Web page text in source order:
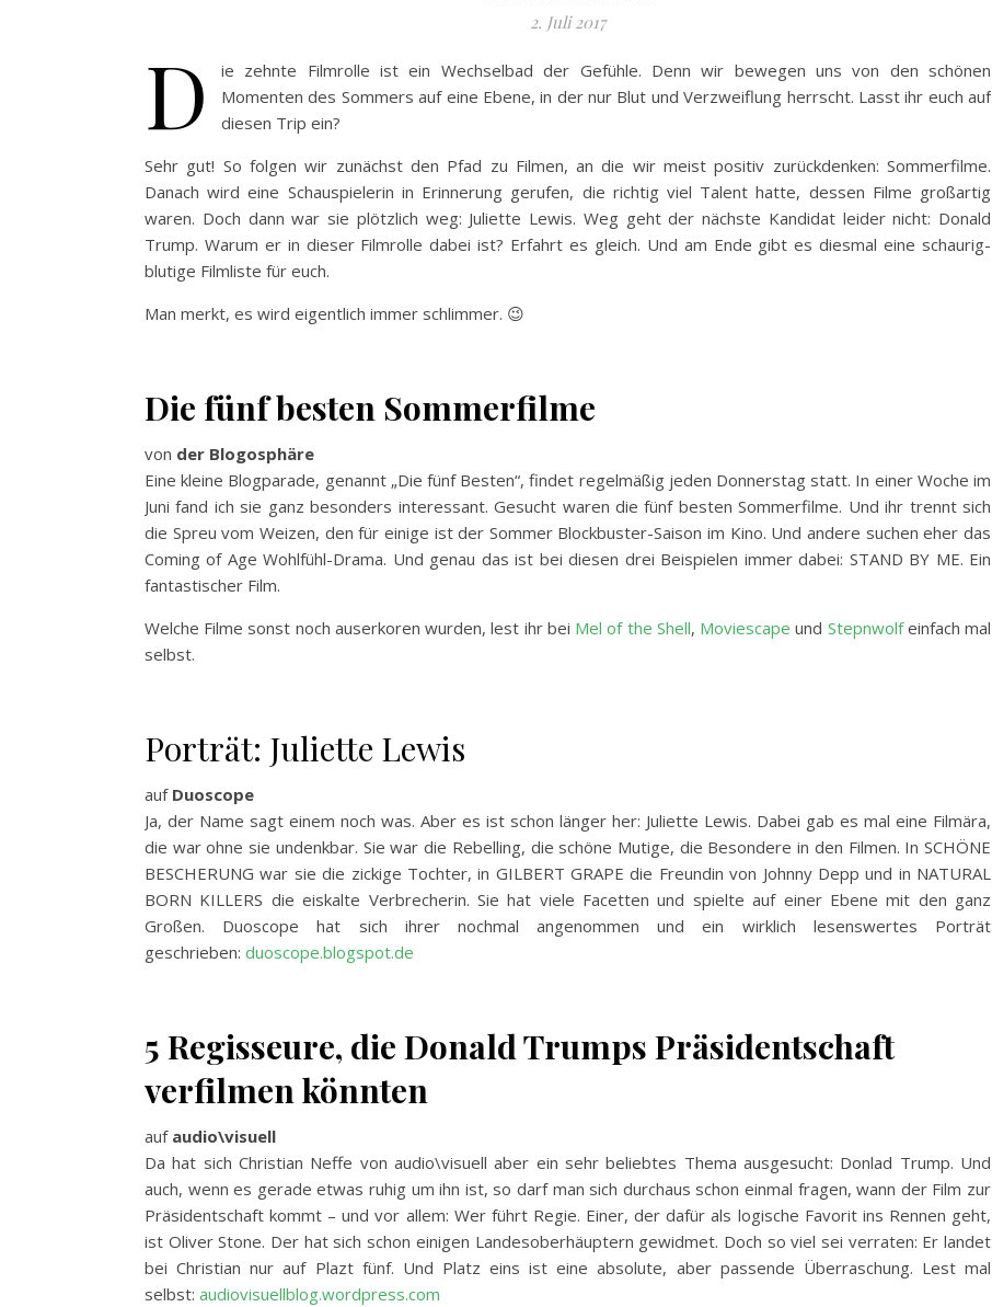
2. Juli 2017
D
ie zehnte Filmrolle ist ein Wechselbad der Gefühle. Denn wir bewegen uns von den schönen
Momenten des Sommers auf eine Ebene, in der nur Blut und Verzweiflung herrscht. Lasst ihr euch auf
diesen Trip ein?
Sehr gut! So folgen wir zunächst den Pfad zu Filmen, an die wir meist positiv zurückdenken: Sommerfilme.
Danach wird eine Schauspielerin in Erinnerung gerufen, die richtig viel Talent hatte, dessen Filme großartig
waren. Doch dann war sie plötzlich weg: Juliette Lewis. Weg geht der nächste Kandidat leider nicht: Donald
Trump. Warum er in dieser Filmrolle dabei ist? Erfahrt es gleich. Und am Ende gibt es diesmal eine schaurig-
blutige Filmliste für euch.
Man merkt, es wird eigentlich immer schlimmer. 😉
Die fünf besten Sommerfilme
von der Blogosphäre
Eine kleine Blogparade, genannt „Die fünf Besten“, findet regelmäßig jeden Donnerstag statt. In einer Woche im
Juni fand ich sie ganz besonders interessant. Gesucht waren die fünf besten Sommerfilme. Und ihr trennt sich
die Spreu vom Weizen, den für einige ist der Sommer Blockbuster-Saison im Kino. Und andere suchen eher das
Coming of Age Wohlfühl-Drama. Und genau das ist bei diesen drei Beispielen immer dabei: STAND BY ME. Ein
fantastischer Film.
Welche Filme sonst noch auserkoren wurden, lest ihr bei Mel of the Shell, Moviescape und Stepnwolfeinfach mal
selbst.
Porträt: Juliette Lewis
auf Duoscope
Ja, der Name sagt einem noch was. Aber es ist schon länger her: Juliette Lewis. Dabei gab es mal eine Filmära,
die war ohne sie undenkbar. Sie war die Rebelling, die schöne Mutige, die Besondere in den Filmen. In SCHÖNE
BESCHERUNG war sie die zickige Tochter, in GILBERT GRAPE die Freundin von Johnny Depp und in NATURAL
BORN KILLERS die eiskalte Verbrecherin. Sie hat viele Facetten und spielte auf einer Ebene mit den ganz
Großen. Duoscope hat sich ihrer nochmal angenommen und ein wirklich lesenswertes Porträt
geschrieben: duoscope.blogspot.de
5 Regisseure, die Donald Trumps Präsidentschaft
verfilmen könnten
auf audio\visuell
Da hat sich Christian Neffe von audio\visuell aber ein sehr beliebtes Thema ausgesucht: Donlad Trump. Und
auch, wenn es gerade etwas ruhig um ihn ist, so darf man sich durchaus schon einmal fragen, wann der Film zur
Präsidentschaft kommt – und vor allem: Wer führt Regie. Einer, der dafür als logische Favorit ins Rennen geht,
ist Oliver Stone. Der hat sich schon einigen Landesoberhäuptern gewidmet. Doch so viel sei verraten: Er landet
bei Christian nur auf Plazt fünf. Und Platz eins ist eine absolute, aber passende Überraschung. Lest mal
selbst: audiovisuellblog.wordpress.com